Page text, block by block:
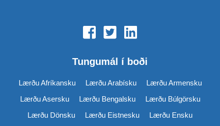
Tungumál í boði
Lærðu Afríkansku Lærðu Arabísku
Lærðu Armensku
Lærðu Asersku
Lærðu Bengalsku
Lærðu Búlgörsku
Lærðu Dönsku
Lærðu Eistnesku
Lærðu Ensku